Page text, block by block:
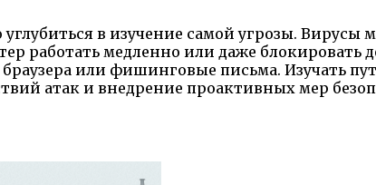
в изучение самой угрозы.
работать медленно или даже блокировать
или фишинговые письма. Изучать
атак и внедрение проактивных мер